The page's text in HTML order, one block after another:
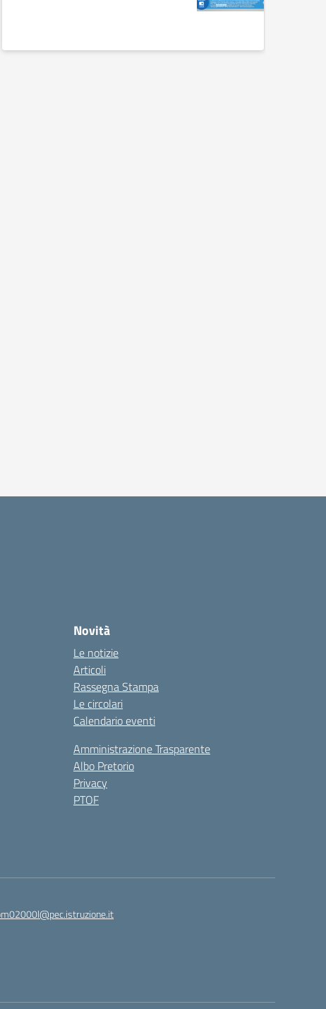
Novità
Le notizie
Articoli
Rassegna Stampa
Le circolari
Calendario eventi
Amministrazione Trasparente
Albo Pretorio
Privacy
PTOF